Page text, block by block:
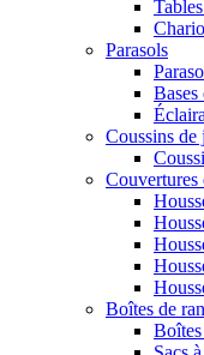
Parasols
Bases
Coussins de
Couvertures
Boîtes de
Boîtes